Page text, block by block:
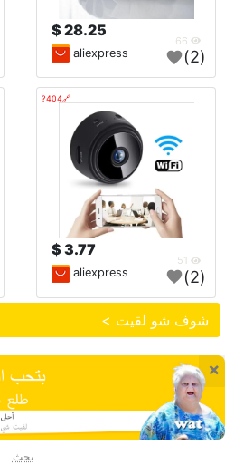
28.25 $
aliexpress (2)
🔗404?
3.77 $
aliexpress (2)
شوف شو لقيت >
×
بحث